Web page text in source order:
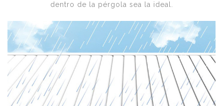
dentro de la pérgola sea la ideal.